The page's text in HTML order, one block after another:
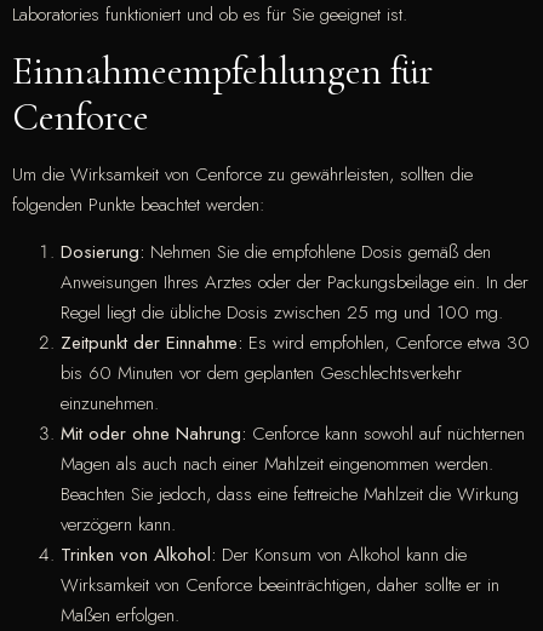
Laboratories funktioniert und ob es für Sie geeignet ist.
Einnahmeempfehlungen für
Cenforce
Um die Wirksamkeit von Cenforce zu gewährleisten, sollten die
folgenden Punkte beachtet werden:
Dosierung: Nehmen Sie die empfohlene Dosis gemäß den
Anweisungen Ihres Arztes oder der Packungsbeilage ein. In der
Regel liegt die übliche Dosis zwischen 25 mg und 100 mg.
Zeitpunkt der Einnahme: Es wird empfohlen, Cenforce etwa 30
bis 60 Minuten vor dem geplanten Geschlechtsverkehr
einzunehmen.
Mit oder ohne Nahrung: Cenforce kann sowohl auf nüchternen
Magen als auch nach einer Mahlzeit eingenommen werden.
Beachten Sie jedoch, dass eine fettreiche Mahlzeit die Wirkung
verzögern kann.
Trinken von Alkohol: Der Konsum von Alkohol kann die
Wirksamkeit von Cenforce beeinträchtigen, daher sollte er in
Maßen erfolgen.